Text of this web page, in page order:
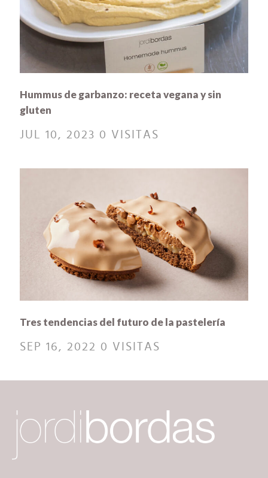
Hummus de garbanzo: receta vegana y sin
gluten
JUL 10, 2023 0 VISITAS
Tres tendencias del futuro de la pastelería
SEP 16, 2022 0 VISITAS